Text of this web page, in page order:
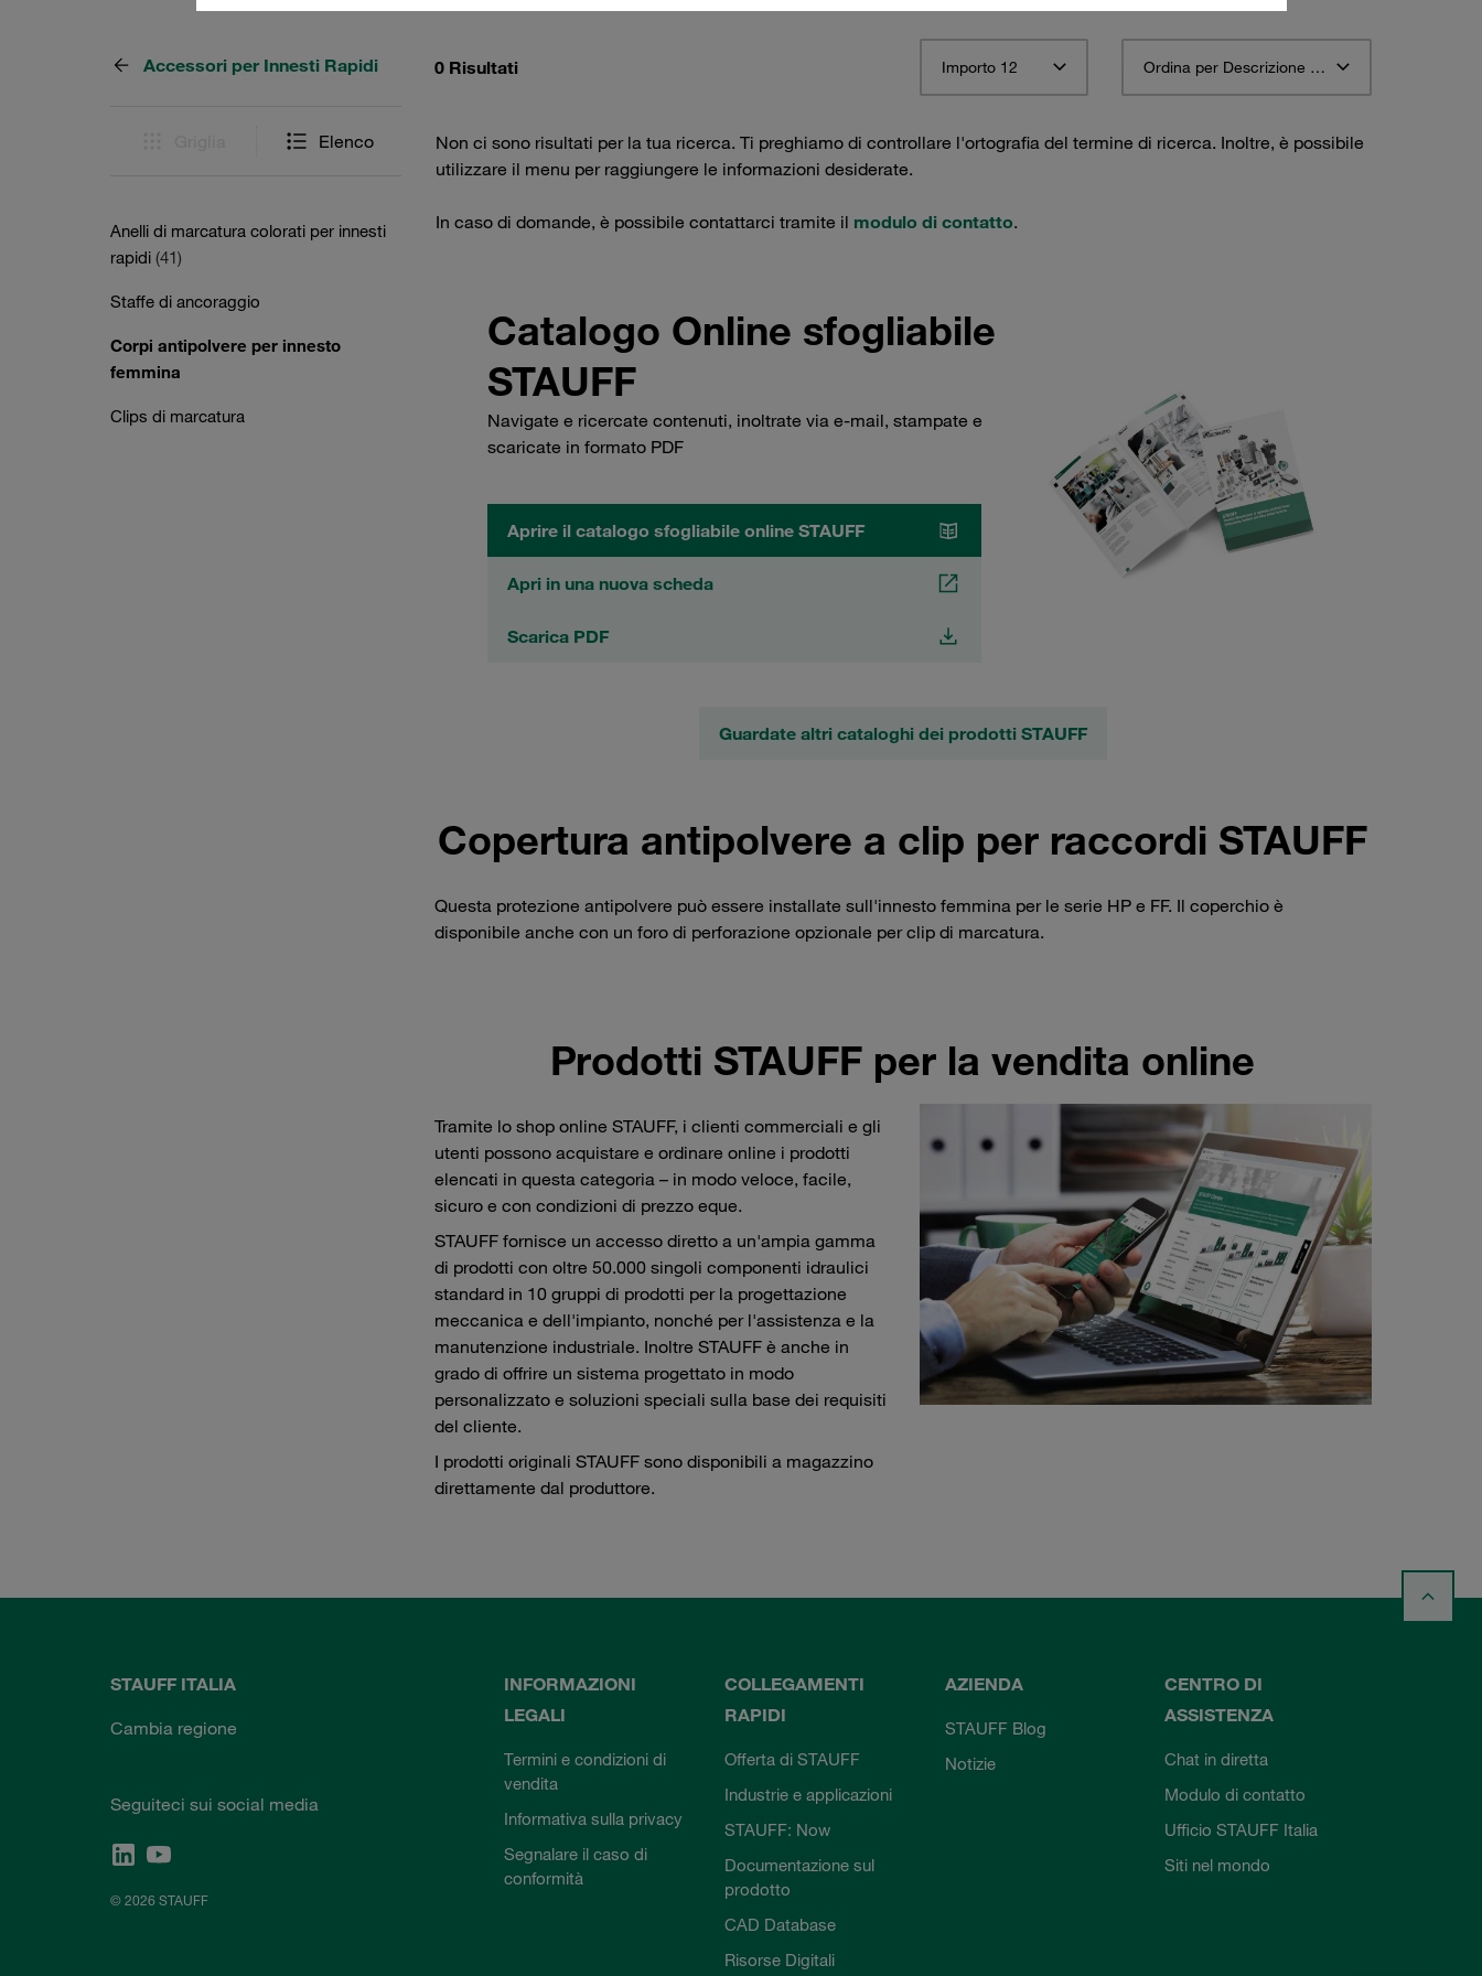
Accessori per Innesti Rapidi
Elenco
Anelli di marcatura colorati per innesti
rapidi (41)
Staffe di ancoraggio
Corpi antipolvere per innesto
femmina
Clips di marcatura
0 Risultati Importo 12 Ordina per Descrizione materiale STAUFF ascendente
Non ci sono risultati per la tua ricerca. Ti preghiamo di controllare l'ortografia del termine di ricerca. Inoltre, è possibile
utilizzare il menu per raggiungere le informazioni desiderate.
In caso di domande, è possibile contattarci tramite il modulo di contatto.
Catalogo Online sfogliabile
STAUFF
Navigate e ricercate contenuti, inoltrate via e-mail, stampate e
scaricate in formato PDF
Aprire il catalogo sfogliabile online STAUFF
Apri in una nuova scheda
Scarica PDF
Guardate altri cataloghi dei prodotti STAUFF
Copertura antipolvere a clip per raccordi STAUFF
Questa protezione antipolvere può essere installate sull'innesto femmina per le serie HP e FF. Il coperchio è
disponibile anche con un foro di perforazione opzionale per clip di marcatura.
Prodotti STAUFF per la vendita online
Tramite lo shop online STAUFF, i clienti commerciali e gli
utenti possono acquistare e ordinare online i prodotti
elencati in questa categoria – in modo veloce, facile,
sicuro e con condizioni di prezzo eque.
STAUFF fornisce un accesso diretto a un'ampia gamma
di prodotti con oltre 50.000 singoli componenti idraulici
standard in 10 gruppi di prodotti per la progettazione
meccanica e dell'impianto, nonché per l'assistenza e la
manutenzione industriale. Inoltre STAUFF è anche in
grado di offrire un sistema progettato in modo
personalizzato e soluzioni speciali sulla base dei requisiti
del cliente.
I prodotti originali STAUFF sono disponibili a magazzino
direttamente dal produttore.
STAUFF ITALIA
Cambia regione
Seguiteci sui social media
© 2026 STAUFF
INFORMAZIONI
LEGALI
Termini e condizioni di
vendita
Informativa sulla privacy
Segnalare il caso di
conformità
COLLEGAMENTI
RAPIDI
Offerta di STAUFF
Industrie e applicazioni
STAUFF: Now
Documentazione sul
prodotto
CAD Database
Risorse Digitali
AZIENDA
STAUFF Blog
Notizie
CENTRO DI
ASSISTENZA
Chat in diretta
Modulo di contatto
Ufficio STAUFF Italia
Siti nel mondo